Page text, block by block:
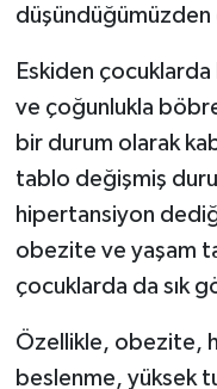
düşündüğümüzden
Eskiden
ve çoğunlukla
bir durum olarak
tablo değişmiş
hipertansiyon
obezite ve yaşam
çocuklarda da sık
Özellikle, obezite,
beslenme, yüksek